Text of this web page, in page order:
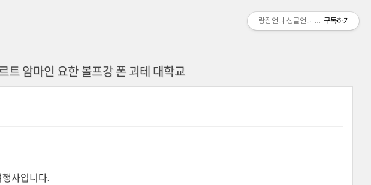
트 암마인 요한 볼프강 폰 괴테 대학교
행사입니다.
랑잠언니 싱글언니 여행기구독하기